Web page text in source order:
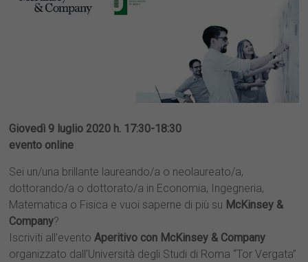
Giovedì 9 luglio 2020 h. 17:30-18:30
evento online
Sei un/una brillante laureando/a o neolaureato/a,
dottorando/a o dottorato/a in Economia, Ingegneria,
Matematica o Fisica e vuoi saperne di più su McKinsey &
Company?
Iscriviti all’eventoAperitivo con McKinsey & Company
organizzato dall’Università degli Studi di Roma “Tor Vergata”